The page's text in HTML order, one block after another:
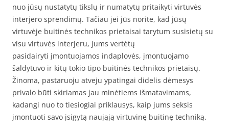
nuo jūsų nustatytų tikslų ir numatytų pritaikyti virtuvės
interjero sprendimų. Tačiau jei jūs norite, kad jūsų
virtuvėje buitinės technikos prietaisai tarytum susisietų su
visu virtuvės interjeru, jums vertėtų
pasidairyti įmontuojamos indaplovės, įmontuojamo
šaldytuvo ir kitų tokio tipo buitinės technikos prietaisų.
Žinoma, pastaruoju atveju ypatingai didelis dėmesys
privalo būti skiriamas jau minėtiems išmatavimams,
kadangi nuo to tiesiogiai priklausys, kaip jums seksis
įmontuoti savo įsigytą naująją virtuvinę buitinę techniką.